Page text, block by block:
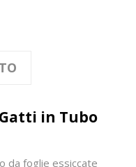
in Tubo
da foglie essiccate